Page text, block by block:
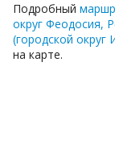
Подробный
округ Феодосия,
(городской округ
на карте.